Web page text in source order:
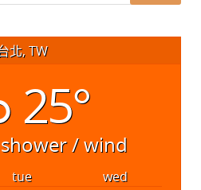
北, TW
25°
/ wind
tue
wed